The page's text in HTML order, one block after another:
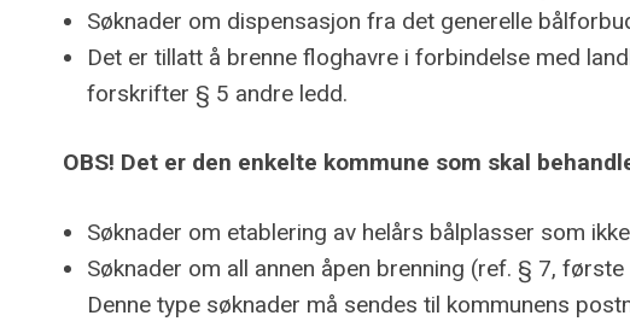
Søknader om dispensasjon fra det generelle
Det er tillatt å brenne floghavre i forbindelse med
forskrifter § 5 andre ledd.
OBS! Det er den enkelte kommune som skal
Søknader om etablering av helårs bålplasser som
Søknader om all annen åpen brenning (ref. § 7,
Denne type søknader må sendes til kommunens